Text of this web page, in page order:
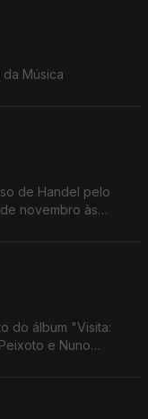
Música
de Handel pelo
novembro às
do álbum "Visita:
e Nuno